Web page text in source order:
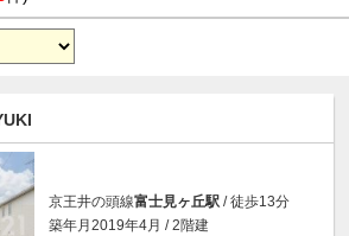
京王井の頭線富士見ヶ丘駅 / 徒歩13分
築年月2019年4月 / 2階建